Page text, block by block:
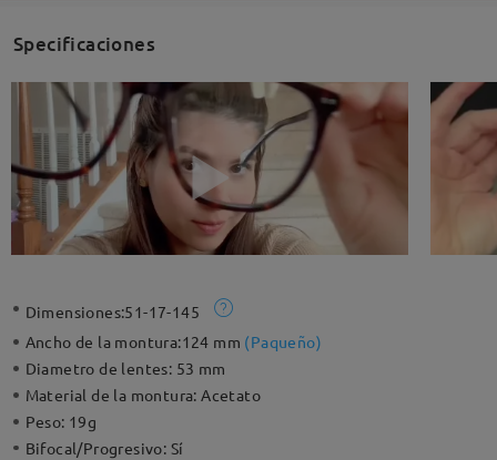
Specificaciones
Dimensiones:51-17-145
Ancho de la montura:124 mm (Paqueño)
Diametro de lentes: 53 mm
Material de la montura:Acetato
Peso: 19g
Bifocal/Progresivo: Sí